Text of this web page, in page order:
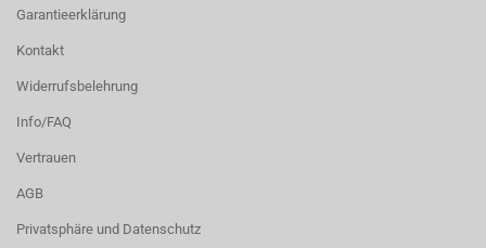
Garantieerklärung
Kontakt
Widerrufsbelehrung
Info/FAQ
Vertrauen
AGB
Privatsphäre und Datenschutz